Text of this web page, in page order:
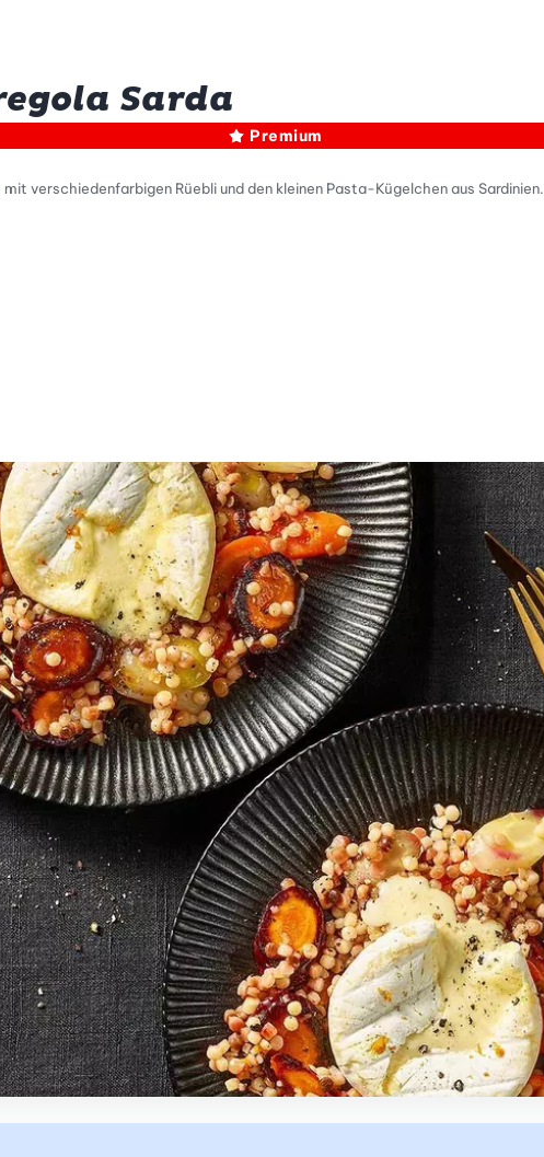
Sarda
Premium
verschiedenfarbigen Rüebli und den kleinen Pasta-Kügelchen aus Sardinien.
Info